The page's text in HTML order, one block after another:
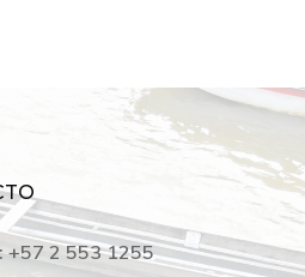
+57 2 553 1255